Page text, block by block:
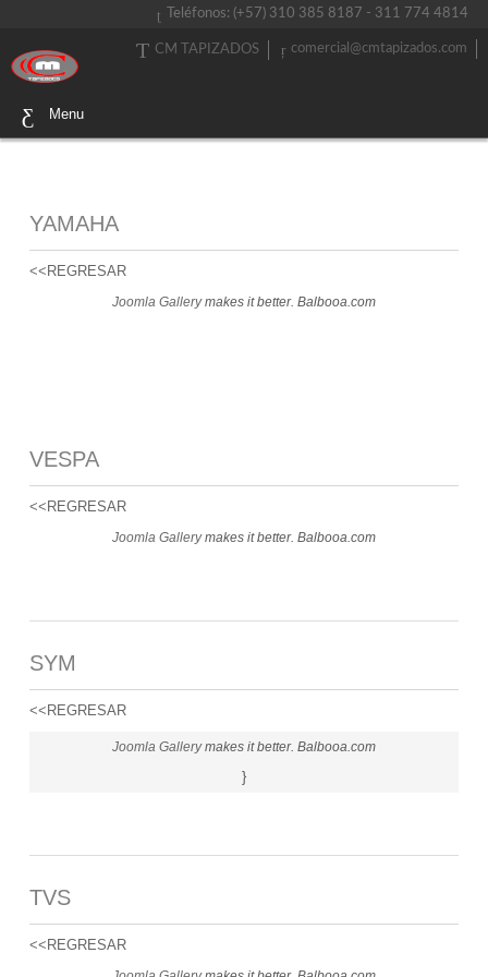
Teléfonos: (+57) 310 385 8187 - 311 774 4814
comercial@cmtapizados.com
CM TAPIZADOS
Menu
YAMAHA
<<REGRESAR
Joomla Gallerymakes it better. Balbooa.com
VESPA
<<REGRESAR
Joomla Gallerymakes it better. Balbooa.com
SYM
<<REGRESAR
Joomla Gallerymakes it better. Balbooa.com
}
TVS
<<REGRESAR